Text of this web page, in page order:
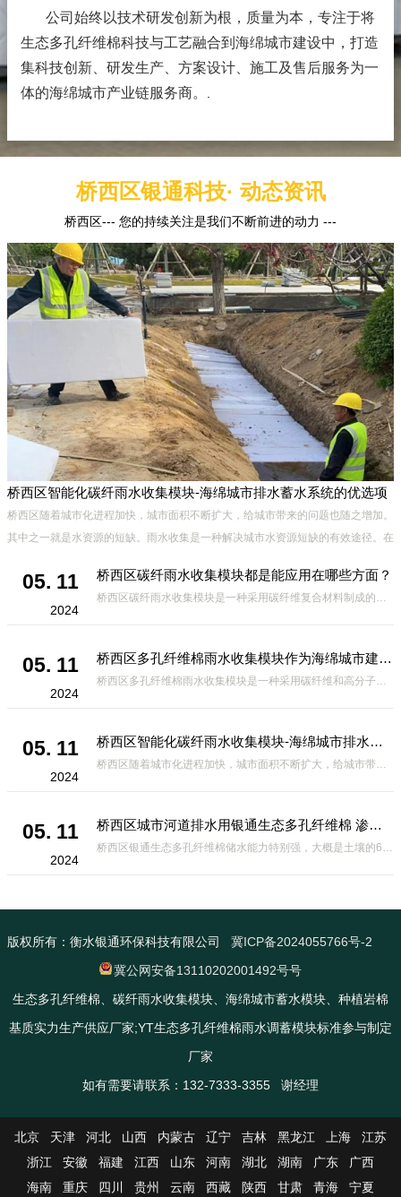
公司始终以技术研发创新为根，质量为本，专注于将
生态多孔纤维棉科技与工艺融合到海绵城市建设中，打造
集科技创新、研发生产、方案设计、施工及售后服务为一
体的海绵城市产业链服务商。
桥西区银通科技· 动态资讯
桥西区--- 您的持续关注是我们不断前进的动力 ---
桥西区智能化碳纤雨水收集模块-海绵城市排水蓄水系统的优选项
桥西区随着城市化进程加快，城市面积不断扩大，给城市带来的问题也随之增加。
其中之一就是水资源的短缺。雨水收集是一种解决城市水资源短缺的有效途径。在
05. 11
2024
桥西区碳纤雨水收集模块都是能应用在哪些方面？
桥西区碳纤雨水收集模块是一种采用碳纤维复合材料制成的雨水收集装置，具有*、环保、可持续等诸多优点。这种模块的设计独特，结构轻巧且强度高，耐腐蚀，能够在各种环境条件下稳定运行。其广泛的应用领域不仅体现在城市规
05. 11
2024
桥西区多孔纤维棉雨水收集模块作为海绵城市建设中的一种创新材料
桥西区多孔纤维棉雨水收集模块是一种采用碳纤维和高分子材料复合而成的新型材料。它拥有高度多孔的结构，能够有效吸收和储存雨水，同时利用其独特的导流设计，将雨水迅速排出，有效防止城市内涝的发生。此外，该材料还具有
05. 11
2024
桥西区智能化碳纤雨水收集模块-海绵城市排水蓄水系统的优选项
桥西区随着城市化进程加快，城市面积不断扩大，给城市带来的问题也随之增加。其中之一就是水资源的短缺。雨水收集是一种解决城市水资源短缺的有效途径。在雨水收集技术中，智能化碳纤雨水收集模块的出现，为解决城市水资源
05. 11
2024
桥西区城市河道排水用银通生态多孔纤维棉 渗透性好重量轻
桥西区银通生态多孔纤维棉储水能力特别强，大概是土壤的6倍，所以在下暴雨或者是严重的雨雪天气时，能将降水量很好的吸收掉，到了天气晴朗之后又会将这些水分蒸发到空气中。这种材料在绿化环保上能起到很大的作用，能够大
版权所有：衡水银通环保科技有限公司
冀ICP备2024055766号-2
冀公网安备13110202001492号号
生态多孔纤维棉、碳纤雨水收集模块、海绵城市蓄水模块、种植岩棉
基质实力生产供应厂家;YT生态多孔纤维棉雨水调蓄模块标准参与制定
厂家
如有需要请联系：132-7333-3355 谢经理
北京 天津 河北 山西 内蒙古 辽宁 吉林 黑龙江 上海
江苏
浙江
安徽 福建 江西 山东 河南 湖北 湖南 广东
广西
海南
重庆 四川 贵州 云南 西藏 陕西 甘肃 青海 宁夏